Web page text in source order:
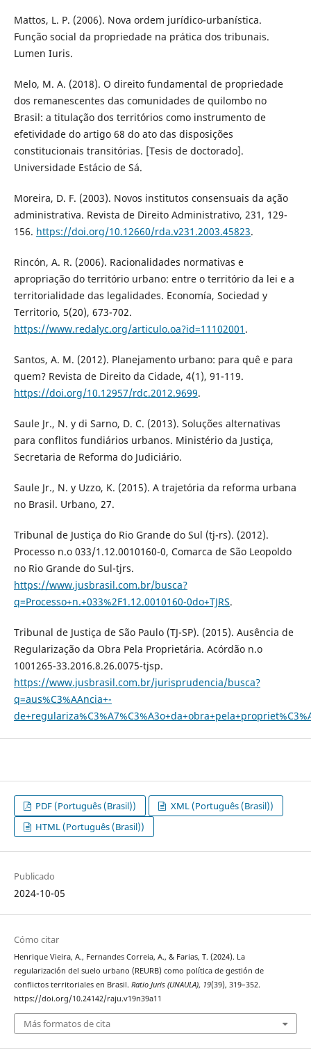
Mattos, L. P. (2006). Nova ordem jurídico-urbanística.
Função social da propriedade na prática dos tribunais.
Lumen Iuris.
Melo, M. A. (2018). O direito fundamental de propriedade
dos remanescentes das comunidades de quilombo no
Brasil: a titulação dos territórios como instrumento de
efetividade do artigo 68 do ato das disposições
constitucionais transitórias. [Tesis de doctorado].
Universidade Estácio de Sá.
Moreira, D. F. (2003). Novos institutos consensuais da ação
administrativa. Revista de Direito Administrativo, 231, 129-
156. https://doi.org/10.12660/rda.v231.2003.45823.
Rincón, A. R. (2006). Racionalidades normativas e
apropriação do território urbano: entre o território da lei e a
territorialidade das legalidades. Economía, Sociedad y
Territorio, 5(20), 673-702.
https://www.redalyc.org/articulo.oa?id=11102001 .
Santos, A. M. (2012). Planejamento urbano: para quê e para
quem? Revista de Direito da Cidade, 4(1), 91-119.
https://doi.org/10.12957/rdc.2012.9699.
Saule Jr., N. y di Sarno, D. C. (2013). Soluções alternativas
para conflitos fundiários urbanos. Ministério da Justiça,
Secretaria de Reforma do Judiciário.
Saule Jr., N. y Uzzo, K. (2015). A trajetória da reforma urbana
no Brasil. Urbano, 27.
Tribunal de Justiça do Rio Grande do Sul (tj-rs). (2012).
Processo n.o 033/1.12.0010160-0, Comarca de São Leopoldo
no Rio Grande do Sul-tjrs.
https://www.jusbrasil.com.br/busca?
q=Processo+n.+033%2F1.12.0010160-0do+TJRS.
Tribunal de Justiça de São Paulo (TJ-SP). (2015). Ausência de
Regularização da Obra Pela Proprietária. Acórdão n.o
1001265-33.2016.8.26.0075-tjsp.
https://www.jusbrasil.com.br/jurisprudencia/busca?
q=aus%C3%AAncia+-
PDF (Português (Brasil))
XML (Português (Brasil))
HTML (Português (Brasil))
Publicado
2024-10-05
Cómo citar
Henrique Vieira, A., Fernandes Correia, A., & Farias, T. (2024). La
regularización del suelo urbano (REURB) como política de gestión de
conflictos territoriales en Brasil. Ratio Juris (UNAULA), 19(39), 319–352.
https://doi.org/10.24142/raju.v19n39a11
Más formatos de cita